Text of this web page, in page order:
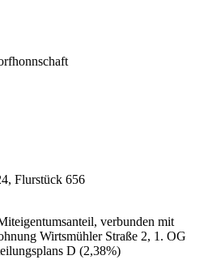
Flurstück 656
verbunden mit
Wirtsmühler Straße 2, 1. OG
D (2,38%)